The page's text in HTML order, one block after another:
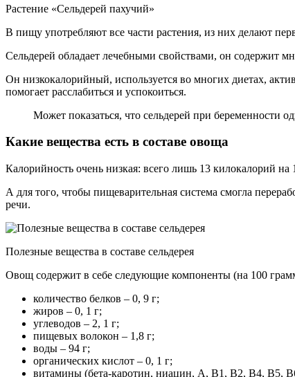
Растение «Сельдерей пахучий»
В пищу употребляют все части растения, из них делают
Сельдерей обладает лечебными свойствами, он содержит
Он низкокалорийный, используется во многих диетах,
помогает расслабиться и успокоиться.
Может показаться, что сельдерей при беременности
Какие вещества есть в составе овоща
Калорийность очень низкая: всего лишь 13 килокалорий на
А для того, чтобы пищеварительная система смогла
речи.
Полезные вещества в составе сельдерея
Овощ содержит в себе следующие компоненты (на 100
количество белков – 0, 9 г;
жиров – 0, 1 г;
углеводов – 2, 1 г;
пищевых волокон – 1,8 г;
воды – 94 г;
органических кислот – 0, 1 г;
витамины (бета-каротин, ниацин, A, B1, B2, B4, B5,